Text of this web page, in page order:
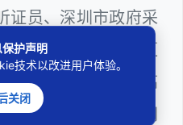
证员、深圳市政府采
，曾担任深圳市某区
圳市某区公办学校高
专家、计算机信息网
护声明
技术以改进用户体验。
关闭